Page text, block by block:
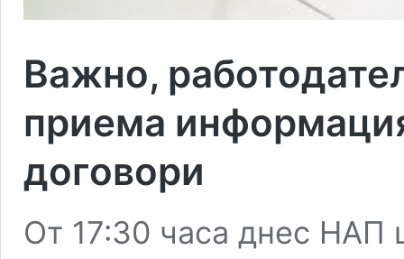
Важно,
приема
договори
От 17:30 часа днес НАП